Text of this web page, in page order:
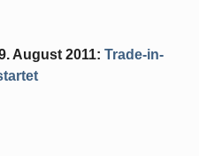
August 2011: Trade-in-